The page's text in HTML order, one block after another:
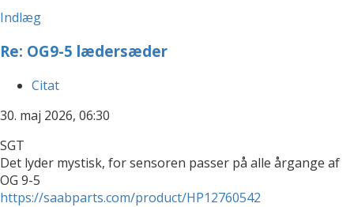
Indlæg
Re: OG9-5 lædersæder
Citat
30. maj 2026, 06:30
SGT
Det lyder mystisk, for sensoren passer på alle årgange af
OG 9-5
https://saabparts.com/product/HP12760542